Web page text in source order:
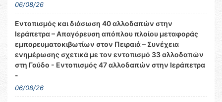
06/08/26
Εντοπισμός και διάσωση 40 αλλοδαπών στην
Ιεράπετρα – Απαγόρευση απόπλου πλοίου μεταφοράς
εμπορευματοκιβωτίων στον Πειραιά – Συνέχεια
ενημέρωσης σχετικά με τον εντοπισμό 33 αλλοδαπών
στη Γαύδο - Εντοπισμός 47 αλλοδαπών στην Ιεράπετρα
-
06/08/26